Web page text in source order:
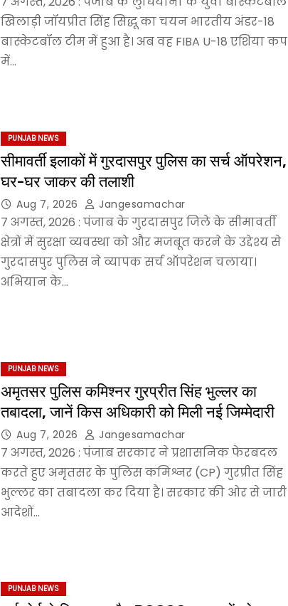
खिलाड़ी जॉयप्रीत सिंह सिद्धू का चयन भारतीय अंडर-18
बास्केटबॉल टीम में हुआ है। अब वह FIBA U-18 एशिया कप
में…
PUNJAB NEWS
सीमावर्ती इलाकों में गुरदासपुर पुलिस का सर्च ऑपरेशन,
घर-घर जाकर की तलाशी
Aug 7, 2026 Jangesamachar
7 अगस्त, 2026 : पंजाब के गुरदासपुर जिले के सीमावर्ती
क्षेत्रों में सुरक्षा व्यवस्था को और मजबूत करने के उद्देश्य से
गुरदासपुर पुलिस ने व्यापक सर्च ऑपरेशन चलाया।
अभियान के…
PUNJAB NEWS
अमृतसर पुलिस कमिश्नर गुरप्रीत सिंह भुल्लर का
तबादला, जानें किस अधिकारी को मिली नई जिम्मेदारी
Aug 7, 2026 Jangesamachar
7 अगस्त, 2026 : पंजाब सरकार ने प्रशासनिक फेरबदल
करते हुए अमृतसर के पुलिस कमिश्नर (CP) गुरप्रीत सिंह
भुल्लर का तबादला कर दिया है। सरकार की ओर से जारी
आदेशों…
PUNJAB NEWS